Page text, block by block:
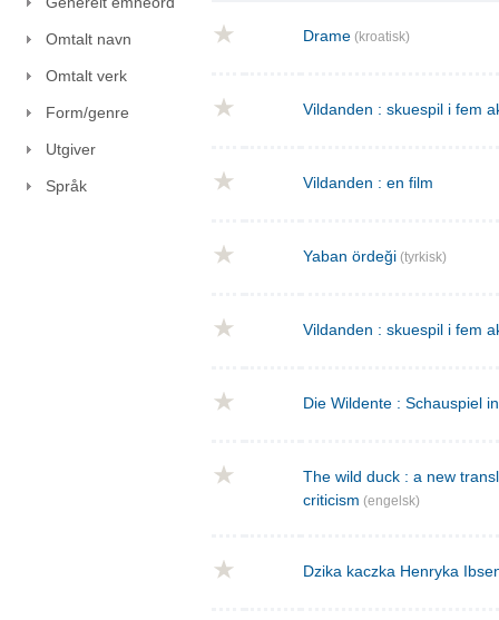
Omtalt navn
Omtalt verk
Form/genre
Utgiver
Språk
Drame (kroatisk)
Vildanden : skuespil i fem
Vildanden : en film
Yaban ördeği (tyrkisk)
Vildanden : skuespil i fem
Die Wildente : Schauspiel
The wild duck : a new
criticism (engelsk)
Dzika kaczka Henryka